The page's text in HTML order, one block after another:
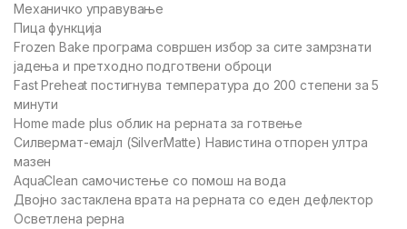
Механичко управување
Пица функција
Frozen Bake програма совршен избор за сите замрзнати
јадења и претходно подготвени оброци
Fast Preheat постигнува температура до 200 степени за 5
минути
Home made plus облик на рерната за готвење
Силвермат-емајл (SilverMatte) Навистина отпорен ултра
мазен
AquaClean самочистење со помош на вода
Двојно застаклена врата на рерната со еден дефлектор
Осветлена рерна